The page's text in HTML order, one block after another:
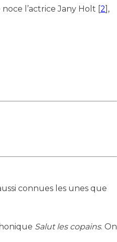
l’actrice Jany Holt [2] ,
connues les unes que
Salut les copains. On